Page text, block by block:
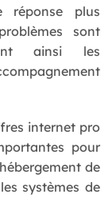
réponse plus
sont
ainsi les
internet pro
pour
de
systèmes de